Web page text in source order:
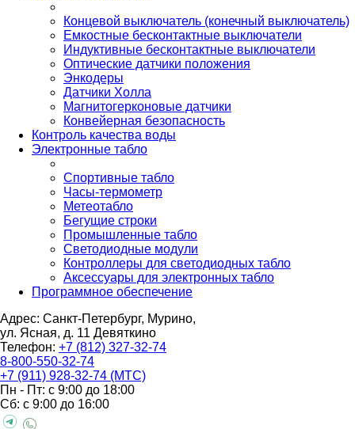
Концевой выключатель (конечный выключатель)
Емкостные бесконтактные выключатели
Индуктивные бесконтактные выключатели
Оптические датчики положения
Энкодеры
Датчики Холла
Магнитогерконовые датчики
Конвейерная безопасность
Контроль качества воды
Электронные табло
Спортивные табло
Часы-термометр
Метеотабло
Бегущие строки
Промышленные табло
Светодиодные модули
Контроллеры для светодиодных табло
Аксессуары для электронных табло
Программное обеспечение
Адрес: Санкт-Петербург, Мурино,
ул. Ясная, д. 11 Девяткино
Телефон: +7 (812) 327-32-74
8-800-550-32-74
+7 (911) 928-32-74 (МТС)
Пн - Пт: с 9:00 до 18:00
Сб: с 9:00 до 16:00